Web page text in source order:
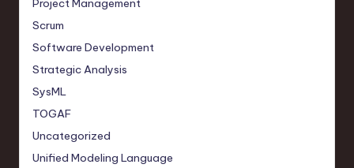
Project Management
Scrum
Software Development
Strategic Analysis
SysML
TOGAF
Uncategorized
Unified Modeling Language